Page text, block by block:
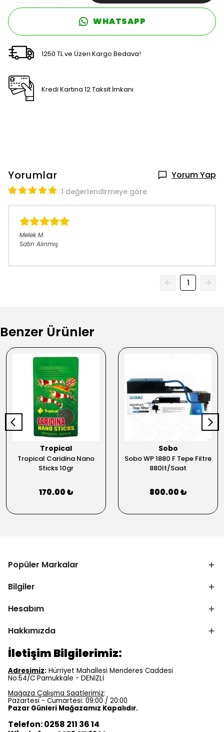
WHATSAPP
1250 TL ve Üzeri Kargo Bedava!
Kredi Kartına 12 Taksit İmkanı
Yorumlar Yorum Yap
1 değerlendirmeye göre
Melek M.
Satın Alınmış
1
Benzer Ürünler
Tropical
Tropical Caridina Nano
Sticks 10gr
170.00 ₺
Sobo
Sobo WP 1880 F Tepe Filtre
880lt/Saat
800.00 ₺
Popüler Markalar
Bilgiler
Hesabım
Hakkımızda
İletişim Bilgilerimiz:
Adresimiz: Hürriyet Mahallesi Menderes Caddesi
No:54/C Pamukkale - DENİZLİ
Mağaza Çalışma Saatlerimiz:
Pazartesi - Cumartesi: 09:00 / 20:00
Pazar Günleri Mağazamız Kapalıdır.
Telefon: 0258 211 36 14